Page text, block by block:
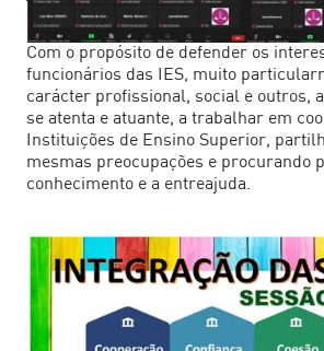
Com o propósito de defender os
funcionários das IES, muito
carácter profissional, social e outros,
se atenta e atuante, a trabalhar em
Instituições de Ensino Superior,
mesmas preocupações e procurando
conhecimento e a entreajuda.